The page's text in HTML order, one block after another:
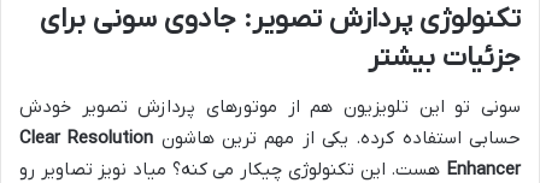
تکنولوژی پردازش تصویر: جادوی سونی برای
جزئیات بیشتر
سونی تو این تلویزیون هم از موتورهای پردازش تصویر خودش
حسابی استفاده کرده. یکی از مهم ترین هاشون Clear Resolution
Enhancer هست. این تکنولوژی چیکار می کنه؟ میاد نویز تصاویر رو